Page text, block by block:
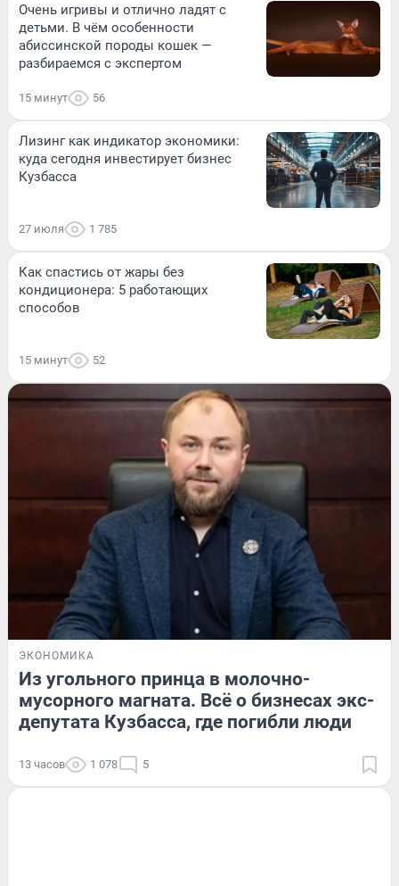
Очень игривы и отлично ладят с
детьми. В чём особенности
абиссинской породы кошек —
разбираемся с экспертом
15 минут 56
Лизинг как индикатор экономики:
куда сегодня инвестирует бизнес
Кузбасса
27 июля 1 785
Как спастись от жары без
кондиционера: 5 работающих
способов
15 минут 52
ЭКОНОМИКА
Из угольного принца в молочно-
мусорного магната. Всё о бизнесах экс-
депутата Кузбасса, где погибли люди
13 часов 1 078 5